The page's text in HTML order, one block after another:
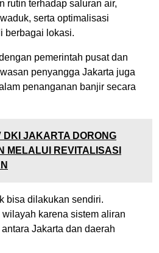
rutin terhadap saluran air,
serta optimalisasi
berbagai lokasi.
pemerintah pusat dan
penyangga Jakarta juga
penanganan banjir secara
DKI JAKARTA DORONG
MELALUI REVITALISASI
bisa dilakukan sendiri.
karena sistem aliran
Jakarta dan daerah